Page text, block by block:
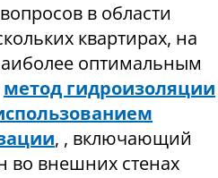
в области
квартирах, на
оптимальным
метод гидроизоляции
, , включающий
во внешних стенах